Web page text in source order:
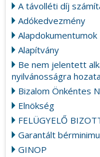
A távolléti díj
Adókedvezmény
Alapdokumentumok
Alapítvány
Be nem jelentett
nyilvánosságra
Bizalom Önkéntes
Elnökség
FELÜGYELŐ
Garantált
GINOP